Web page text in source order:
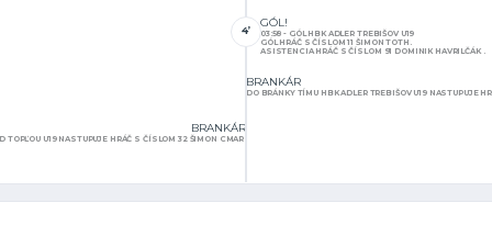
4’
GÓL!
03:58 - GÓL HBK ADLER TREBIŠOV U19
GÓL HRÁČ S ČÍSLOM 11 ŠIMON TOTH.
ASISTENCIA HRÁČ S ČÍSLOM 91 DOMINIK HAVRILČÁK .
BRANKÁR
DO BRÁNKY TÍMU HBK ADLER TREBIŠOV U19 NASTUPUJE
BRANKÁR
TOPĽOU U19 NASTUPUJE HRÁČ S ČÍSLOM 32 ŠIMON CMAR